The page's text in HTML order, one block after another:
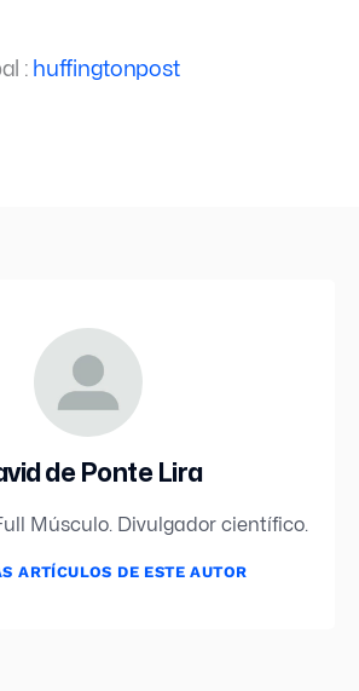
: huffingtonpost
de Ponte Lira
Músculo. Divulgador científico.
ARTÍCULOS DE ESTE AUTOR